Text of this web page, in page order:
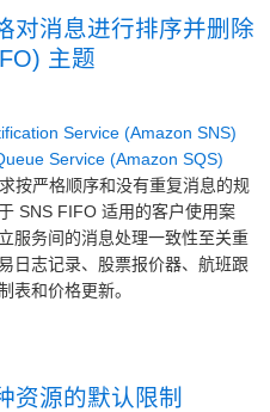
对消息进行排序并删除
主题
Service (Amazon SNS)
Service (Amazon SQS)
按严格顺序和没有重复消息的规
SNS FIFO 适用的客户使用案
服务间的消息处理一致性至关重
日志记录、股票报价器、航班跟
表和价格更新。
资源的默认限制